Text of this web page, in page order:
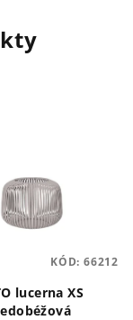
lucerna XS
KÓD: 66212